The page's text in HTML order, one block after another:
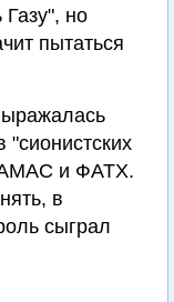
Газу", но
пытаться
"сионистских
и ФАТХ.
в
сыграл